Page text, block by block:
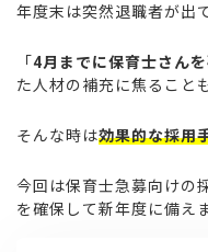
年度末は突然退職者が出
「 4月までに保育士さん
た人材の補充に焦ること
そんな時は効果的な採用
今回は保育士急募向けの
を確保して新年度に備え